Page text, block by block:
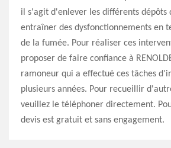
il s'agit d'enlever les différents dépôts
entraîner des dysfonctionnements en
de la fumée. Pour réaliser ces
proposer de faire confiance à
ramoneur qui a effectué ces tâches
plusieurs années. Pour recueillir
veuillez le téléphoner directement.
devis est gratuit et sans engagement.